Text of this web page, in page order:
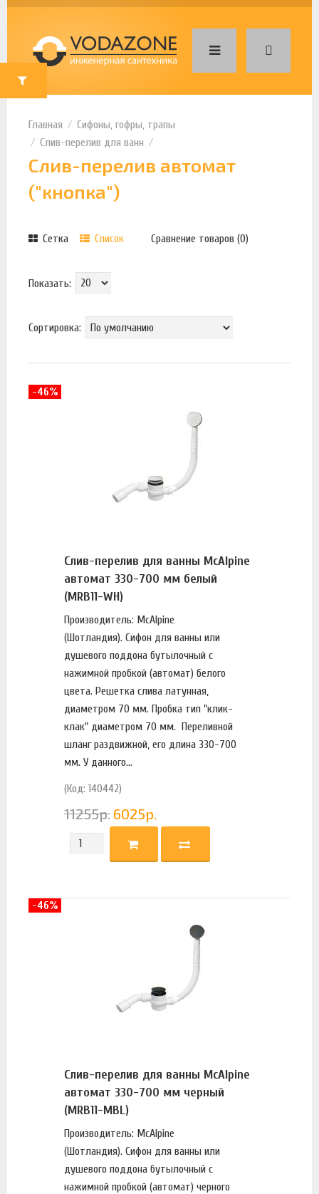
Сифоны, гофры, трапы
Слив-перелив для ванн
Слив-перелив автомат
("кнопка")
Сетка Список Сравнение товаров (0)
Показать:
Сортировка:
Слив-перелив для ванны McAlpine
автомат 330-700 мм белый
(MRB11-WH)
Производитель: McAlpine
(Шотландия). Сифон для ванны или
душевого поддона бутылочный с
нажимной пробкой (автомат) белого
цвета. Решетка слива латунная,
диаметром 70 мм. Пробка тип "клик-
клак" диаметром 70 мм. Переливной
шланг раздвижной, его длина 330-700
мм. У данного...
(Код: 140442)
11255р. 6025р.
-46%
Слив-перелив для ванны McAlpine
автомат 330-700 мм черный
(MRB11-MBL)
Производитель: McAlpine
(Шотландия). Сифон для ванны или
душевого поддона бутылочный с
нажимной пробкой (автомат) черного
-46%